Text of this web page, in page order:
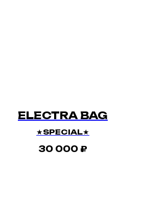
ELECTRA BAG
★SPECIAL★
30 000 ₽